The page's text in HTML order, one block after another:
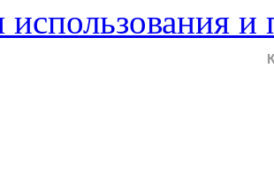
использования